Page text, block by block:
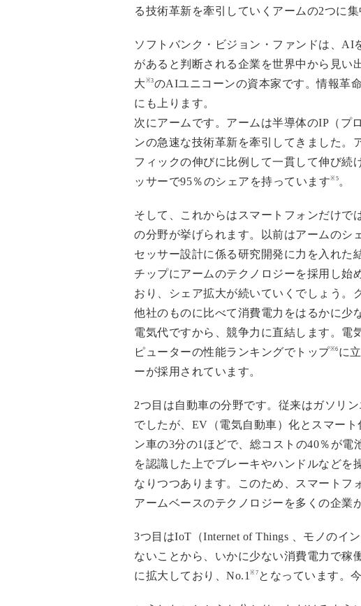
る技術革新を牽引していくアームの2つに
ソフトバンク・ビジョン・ファンドは、AI
があると判断される企業を世界中から見い
大 ※3のAIユニコーンの資本家です。情報革
にも上ります。
次にアームです。アームは半導体のIP（プ
ンの急速な技術革新を牽引してきました。
フィックの伸びに比例して一貫して伸び続
ッサーで95％のシェアを持っています※5 。
そして、これからはスマートフォンだけで
の分野が挙げられます。以前はアームのシ
セッサー設計に係る研究開発に力を入れた
チップにアームのテクノロジーを採用し始
おり、シェア拡大が続いていくでしょう。
他社のものに比べて消費電力をはるかに少
電気代ですから、競争力に直結します。電
ピューターの性能ランキングでトップ※6 に
ーが採用されています。
2つ目は自動車の分野です。従来はガソリ
でしたが、EV（電気自動車）化とスマー
ン車の3分の1ほどで、総コストの40％が
を認識した上でブレーキやハンドルなどを
なりつつあります。このため、スマートフ
アームベースのテクノロジーを多くの企業
3つ目はIoT（Internet of Things 、モノのイ
ないことから、いかに少ない消費電力で稼
に拡大しており、No.1 ※7 となっています。